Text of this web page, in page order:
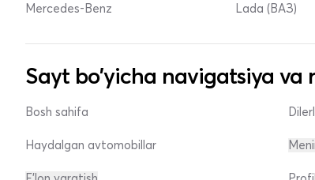
Mercedes-Benz Lada (ВАЗ)
Sayt bo'yicha navigatsiya va
Bosh sahifa
Haydalgan avtomobillar